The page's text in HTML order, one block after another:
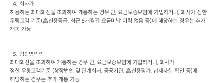
  4.
회사가
허용하는 최대회선을 초과하여 개통하는 경우 단, 요금보증보험에 가입하거나, 회사가 정한
우량고객 기준(高신용등급, 최근 6개월간 요금미납 이력 없음 등)에 해당하는 경우는 추가
개통 가능
  5.
법인명의의
최대회선을 초과하여 개통하는 경우 단, 요금보증보험에 가입하거나, 회사가
정한 우량고객기준 (상장법인 및 관계회사, 공공기관, 高신용평가, 납세사실 확인 등)에
해당하는 경우는 추가 개통 가능